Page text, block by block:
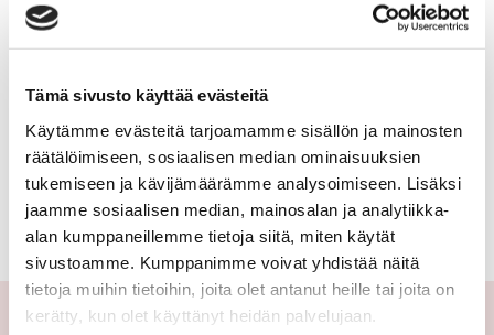
Tämä sivusto käyttää evästeitä
Käytämme evästeitä tarjoamamme sisällön ja mainosten
räätälöimiseen, sosiaalisen median ominaisuuksien
tukemiseen ja kävijämäärämme analysoimiseen. Lisäksi
jaamme sosiaalisen median, mainosalan ja analytiikka-
alan kumppaneillemme tietoja siitä, miten käytät
sivustoamme. Kumppanimme voivat yhdistää näitä
tietoja muihin tietoihin, joita olet antanut heille tai joita on
kerätty, kun olet käyttänyt heidän palvelujaan.
mökki
tai
huvila,
lomahuoneisto,
lomaosake
ILKANMÄENTIE 2
Suomi Sotkamo Vuokatti
Lomahuoneisto 2024
2h,k,mt,s